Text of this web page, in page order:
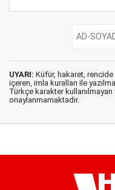
UYARI: Küfür, hakaret, rencide
içeren, imla kuralları ile
Türkçe karakter
onaylanmamaktadır.